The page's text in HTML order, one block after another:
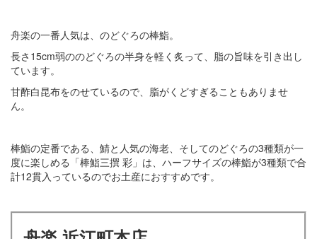
舟楽の一番人気は、のどぐろの棒鮨。
長さ15cm弱ののどぐろの半身を軽く炙って、脂の旨味を引き出し
ています。
甘酢白昆布をのせているので、脂がくどすぎることもありませ
ん。
棒鮨の定番である、鯖と人気の海老、そしてのどぐろの3種類が一
度に楽しめる「棒鮨三撰 彩」は、ハーフサイズの棒鮨が3種類で合
計12貫入っているのでお土産におすすめです。